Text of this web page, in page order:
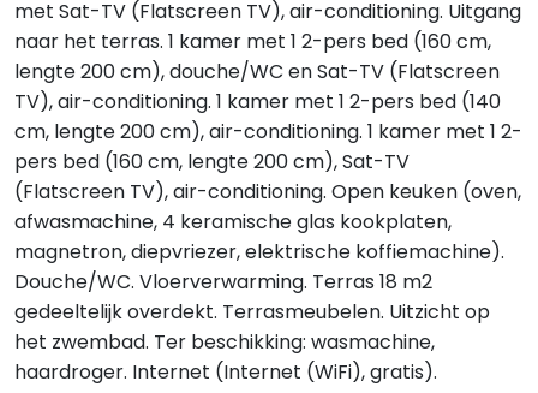
met Sat-TV (Flatscreen TV), air-conditioning. Uitgang
naar het terras. 1 kamer met 1 2-pers bed (160 cm,
lengte 200 cm), douche/WC en Sat-TV (Flatscreen
TV), air-conditioning. 1 kamer met 1 2-pers bed (140
cm, lengte 200 cm), air-conditioning. 1 kamer met 1 2-
pers bed (160 cm, lengte 200 cm), Sat-TV
(Flatscreen TV), air-conditioning. Open keuken (oven,
afwasmachine, 4 keramische glas kookplaten,
magnetron, diepvriezer, elektrische koffiemachine).
Douche/WC. Vloerverwarming. Terras 18 m2
gedeeltelijk overdekt. Terrasmeubelen. Uitzicht op
het zwembad. Ter beschikking: wasmachine,
haardroger. Internet (Internet (WiFi), gratis).